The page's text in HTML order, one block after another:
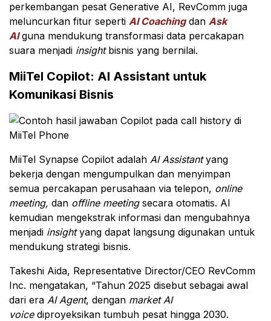
perkembangan pesat Generative AI, RevComm juga
meluncurkan fitur seperti AI Coachingdan Ask
AIguna mendukung transformasi data percakapan
suara menjadi insight bisnis yang bernilai.
MiiTel Copilot: AI Assistant untuk
Komunikasi Bisnis
MiiTel Synapse Copilot adalah AI Assistantyang
bekerja dengan mengumpulkan dan menyimpan
semua percakapan perusahaan via telepon, online
meeting, dan offline meetingsecara otomatis. AI
kemudian mengekstrak informasi dan mengubahnya
menjadi insightyang dapat langsung digunakan untuk
mendukung strategi bisnis.
Takeshi Aida, Representative Director/CEO RevComm
Inc. mengatakan, “Tahun 2025 disebut sebagai awal
dari era AI Agent, dengan market AI
voicediproyeksikan tumbuh pesat hingga 2030.